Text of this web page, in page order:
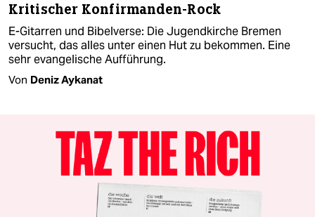
Kritischer Konfirmanden-Rock
E-Gitarren und Bibelverse: Die Jugendkirche Bremen
versucht, das alles unter einen Hut zu bekommen. Eine
sehr evangelische Aufführung.
Von Deniz Aykanat